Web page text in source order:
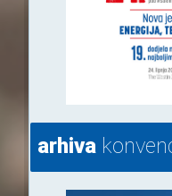
arhiva